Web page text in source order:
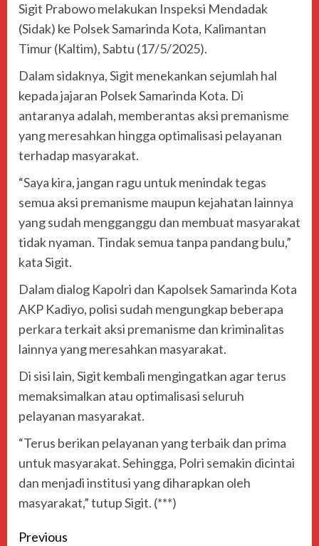
Sigit Prabowo melakukan Inspeksi Mendadak
(Sidak) ke Polsek Samarinda Kota, Kalimantan
Timur (Kaltim), Sabtu (17/5/2025).
Dalam sidaknya, Sigit menekankan sejumlah hal
kepada jajaran Polsek Samarinda Kota. Di
antaranya adalah, memberantas aksi premanisme
yang meresahkan hingga optimalisasi pelayanan
terhadap masyarakat.
“Saya kira, jangan ragu untuk menindak tegas
semua aksi premanisme maupun kejahatan lainnya
yang sudah mengganggu dan membuat masyarakat
tidak nyaman. Tindak semua tanpa pandang bulu,”
kata Sigit.
Dalam dialog Kapolri dan Kapolsek Samarinda Kota
AKP Kadiyo, polisi sudah mengungkap beberapa
perkara terkait aksi premanisme dan kriminalitas
lainnya yang meresahkan masyarakat.
Di sisi lain, Sigit kembali mengingatkan agar terus
memaksimalkan atau optimalisasi seluruh
pelayanan masyarakat.
“Terus berikan pelayanan yang terbaik dan prima
untuk masyarakat. Sehingga, Polri semakin dicintai
dan menjadi institusi yang diharapkan oleh
masyarakat,” tutup Sigit. (***)
Previous